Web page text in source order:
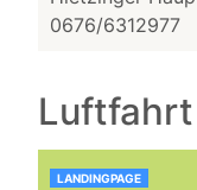
0676/6312977
Luftfahrt
LANDINGPAGE